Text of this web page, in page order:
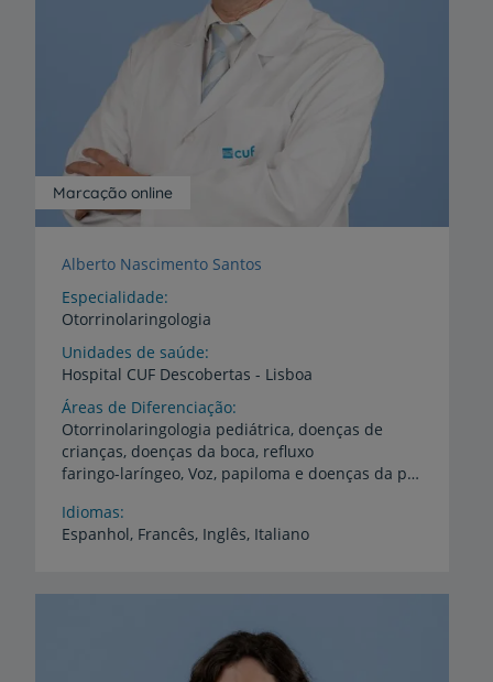
Marcação online
Alberto Nascimento Santos
Especialidade
Otorrinolaringologia
Unidades de saúde
Hospital CUF Descobertas - Lisboa
Áreas de Diferenciação
Otorrinolaringologia pediátrica, doenças de
crianças, doenças da boca, refluxo
faringo-laríngeo, Voz, papiloma e doenças da população sénior
Idiomas
Espanhol, Francês, Inglês, Italiano